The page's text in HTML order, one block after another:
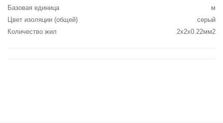
Базовая единица
м
Цвет изоляции (общей)
серый
Количество жил
2x2x0.22мм2